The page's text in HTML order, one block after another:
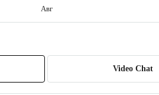
Авг
09
Video Chat